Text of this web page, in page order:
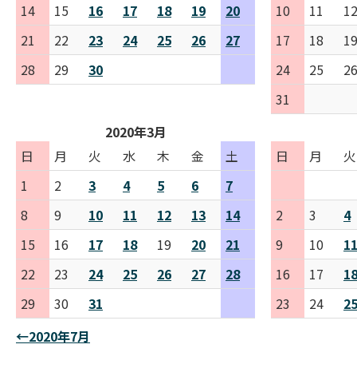
14
15 16 17 18 19
20
21
22 23 24 25 26
27
28
29 30
10
11
12
17
18
19
24
25
26
31
2020年3月
日
月 火 水 木 金
土
1
2 3 4 5 6
7
8
9 10 11 12 13
14
15
16 17 18 19 20
21
22
23 24 25 26 27
28
29
30 31
日 月 火
2 3
4
9
10
11
16
17
18
23
24
25
←2020年7月